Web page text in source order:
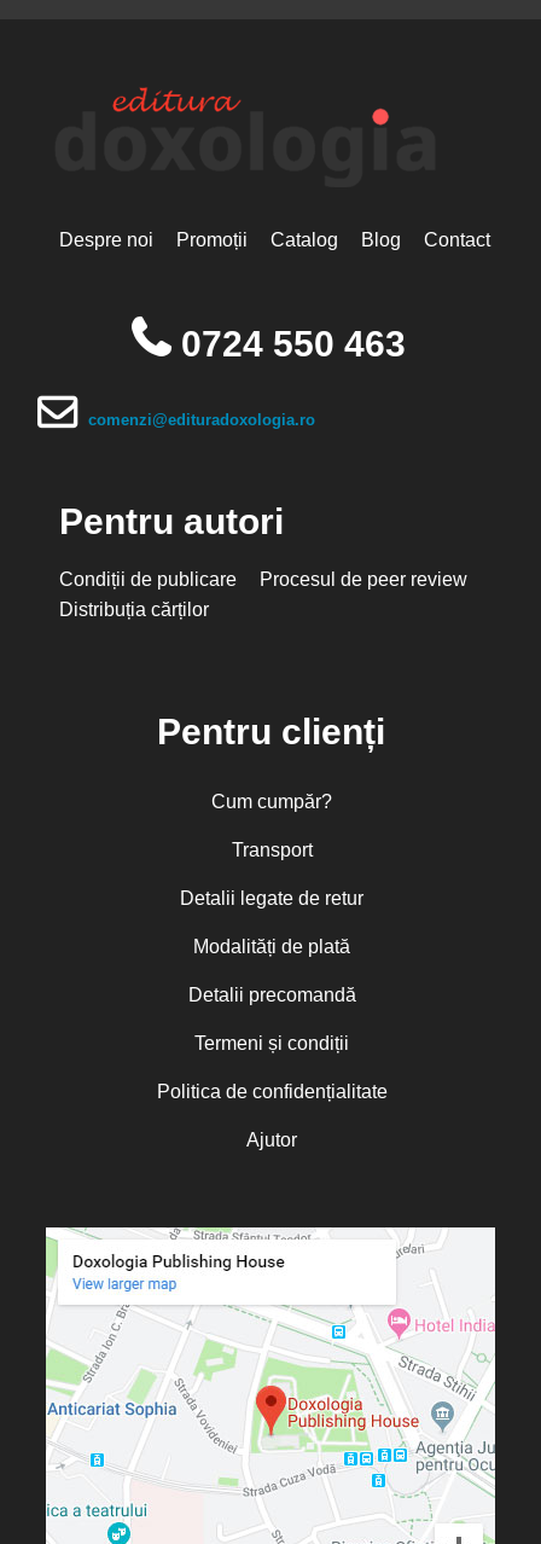
Despre noi Promoții Catalog Blog Contact
0724 550 463
comenzi@edituradoxologia.ro
Pentru autori
Condiții de publicare
Procesul de peer review
Distribuția cărților
Pentru clienți
Cum cumpăr?
Transport
Detalii legate de retur
Modalități de plată
Detalii precomandă
Termeni și condiții
Politica de confidențialitate
Ajutor